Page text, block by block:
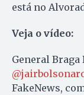
está no
Veja o vídeo:
General Braga
FakeNews,